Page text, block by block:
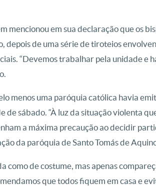
mencionou em sua declaração que os
depois de uma série de tiroteios
“Devemos trabalhar pela unidade e
menos uma paróquia católica havia
de sábado. “À luz da situação violenta
a máxima precaução ao decidir
da paróquia de Santo Tomás de
como de costume, mas apenas
que todos fiquem em casa e